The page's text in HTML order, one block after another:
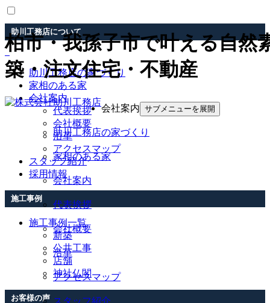
柏市・我孫子市で叶える自然
築・注文住宅・不動産
会社案内 サブメニューを展開
助川工務店の家づくり
家相のある家
会社案内
代表挨拶
会社概要
沿革
アクセスマップ
スタッフ紹介
助川工務店について
助川工務店の家づくり
家相のある家
会社案内
代表挨拶
会社概要
沿革
アクセスマップ
スタッフ紹介
採用情報
施工事例
施工事例一覧
新築
公共工事
店舗
神社仏閣
お客様の声